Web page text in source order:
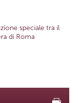
speciale tra il
di Roma